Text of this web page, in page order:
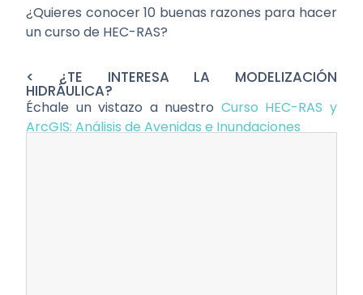
¿Quieres conocer 10 buenas razones para hacer
un curso de HEC-RAS?
< ¿TE INTERESA LA MODELIZACIÓN
HIDRÁULICA?
Échale un vistazo a nuestro Curso HEC-RAS y
ArcGIS: Análisis de Avenidas e Inundaciones